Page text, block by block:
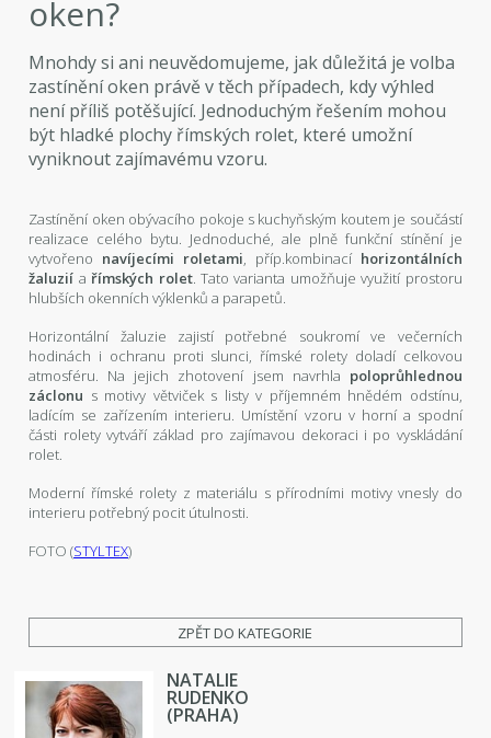
oken?
Mnohdy si ani neuvědomujeme, jak důležitá je volba
zastínění oken právě v těch případech, kdy výhled
není příliš potěšující. Jednoduchým řešením mohou
být hladké plochy římských rolet, které umožní
vyniknout zajímavému vzoru.
Zastínění oken obývacího pokoje s kuchyňským koutem je součástí
realizace celého bytu. Jednoduché, ale plně funkční stínění je
vytvořeno navíjecími roletami, příp.kombinací horizontálních
žaluzií a římských rolet. Tato varianta umožňuje využití prostoru
hlubších okenních výklenků a parapetů.
Horizontální žaluzie zajistí potřebné soukromí ve večerních
hodinách i ochranu proti slunci, římské rolety doladí celkovou
atmosféru. Na jejich zhotovení jsem navrhla poloprůhlednou
záclonu s motivy větviček s listy v příjemném hnědém odstínu,
ladícím se zařízením interieru. Umístění vzoru v horní a spodní
části rolety vytváří základ pro zajímavou dekoraci i po vyskládání
rolet.
Moderní římské rolety z materiálu s přírodními motivy vnesly do
interieru potřebný pocit útulnosti.
FOTO (STYLTEX)
ZPĚT DO KATEGORIE
NATALIE
RUDENKO
(PRAHA)